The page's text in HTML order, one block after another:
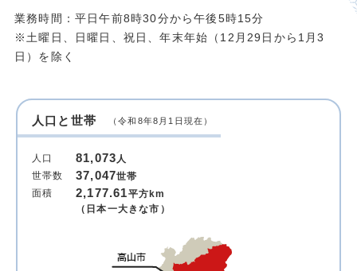
業務時間：平日午前8時30分から午後5時15分
※土曜日、日曜日、祝日、年末年始（12月29日から1月3
日）を除く
人口と世帯 （令和8年8月1日現在）
人口 81,073 人
世帯数
37,047世帯
面積
2,177.61平方km
（日本一大きな市）